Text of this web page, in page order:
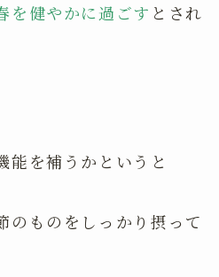
を健やかに過ごす とされ
能を補うかというと
のものをしっかり摂って